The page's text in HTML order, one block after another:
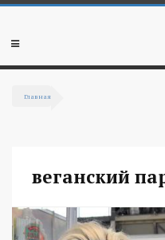
Перейти к основному содержанию
Мобильное
Главная
веганский